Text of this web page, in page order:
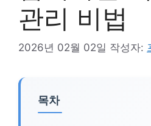
관리 비법
2026년 02월 02일 작성자:
목차